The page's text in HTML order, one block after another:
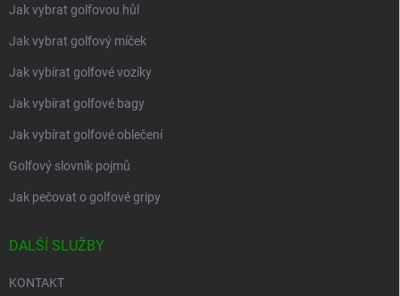
Jak vybrat golfovou hůl
Jak vybrat golfový míček
Jak vybírat golfové vozíky
Jak vybírat golfové bagy
Jak vybírat golfové oblečení
Golfový slovník pojmů
Jak pečovat o golfové gripy
DALŠÍ SLUŽBY
KONTAKT